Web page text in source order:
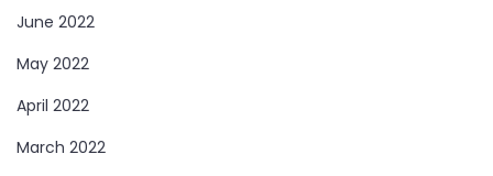
June 2022
May 2022
April 2022
March 2022